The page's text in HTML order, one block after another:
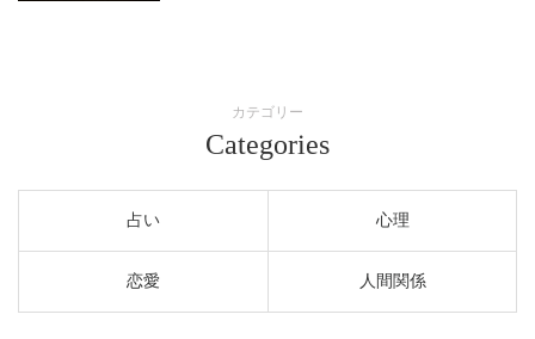
カテゴリー
Categories
占い 心理
恋愛 人間関係